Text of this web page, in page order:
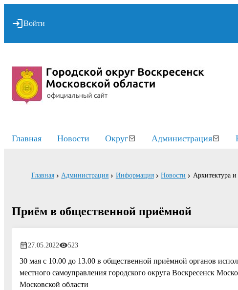
Войти
Главная Новости Округ Администрация
Главная Администрация Информация Новости Архитектура и
Приём в общественной приёмной
27.05.2022 523
30 мая с 10.00 до 13.00 в общественной приёмной органов
местного самоуправления городского округа Воскресенск
Московской области